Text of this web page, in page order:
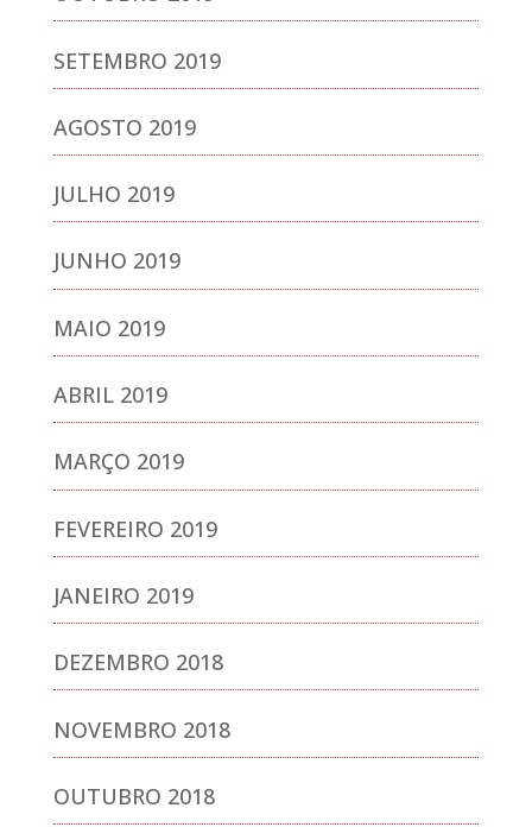
SETEMBRO 2019
AGOSTO 2019
JULHO 2019
JUNHO 2019
MAIO 2019
ABRIL 2019
MARÇO 2019
FEVEREIRO 2019
JANEIRO 2019
DEZEMBRO 2018
NOVEMBRO 2018
OUTUBRO 2018